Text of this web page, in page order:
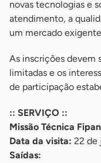
novas tecnologias e
atendimento, a
um mercado
As inscrições devem
limitadas e os
de participação
:: SERVIÇO ::
Missão Técnica
Data da visita: 22 de
Saídas: